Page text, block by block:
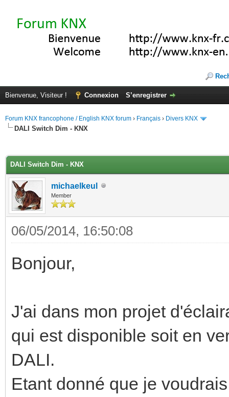
Bienvenue, Visiteur ! Connexion S’enregistrer
Forum KNX francophone / English KNX forum › Français › Divers KNX
DALI Switch Dim - KNX
DALI Switch Dim - KNX
michaelkeul
Member
06/05/2014, 16:50:08
Bonjour,
J'ai dans mon projet
qui est disponible soit en
DALI.
Etant donné que je